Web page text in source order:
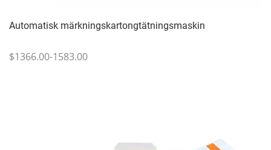
Automatisk märkningskartongtätningsmaskin
$1366.00-1583.00